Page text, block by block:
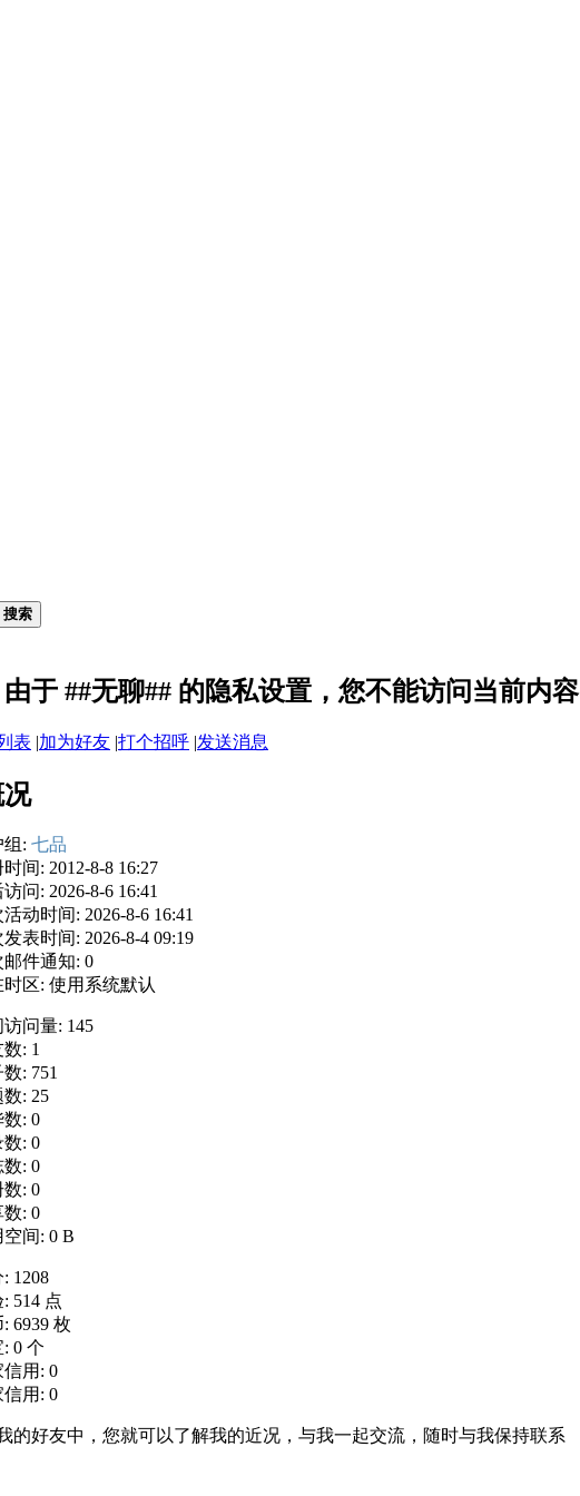
搜索
于 ##无聊## 的隐私设置，您不能访问当前内容
表 |加为好友 |打个招呼 |发送消息
组: 七品
间: 2012-8-8 16:27
问: 2026-8-6 16:41
动时间: 2026-8-6 16:41
表时间: 2026-8-4 09:19
邮件通知: 0
时区: 使用系统默认
访问量: 145
: 1
: 751
数: 25
: 0
: 0
数: 0
: 0
: 0
空间: 0 B
1208
514 点
6939 枚
0 个
信用: 0
信用: 0
的好友中，您就可以了解我的近况，与我一起交流，随时与我保持联系